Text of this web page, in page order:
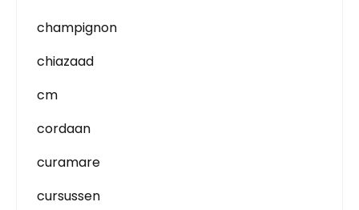
champignon
chiazaad
cm
cordaan
curamare
cursussen